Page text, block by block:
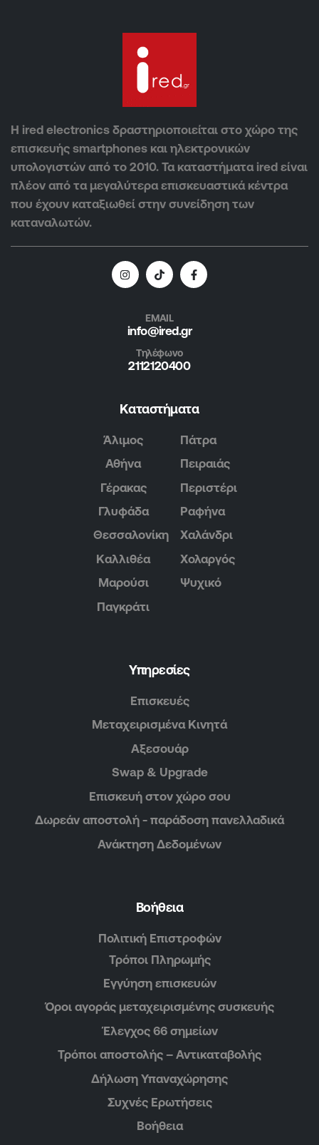
Η ired electronics δραστηριοποιείται στο χώρο της
επισκευής smartphones και ηλεκτρονικών
υπολογιστών από το 2010. Τα καταστήματα ired είναι
πλέον από τα μεγαλύτερα επισκευαστικά κέντρα
που έχουν καταξιωθεί στην συνείδηση των
καταναλωτών.
EMAIL
info@ired.gr
Τηλέφωνο
2112120400
Καταστήματα
Άλιμος
Αθήνα
Γέρακας
Γλυφάδα
Θεσσαλονίκη
Καλλιθέα
Μαρούσι
Παγκράτι
Πάτρα
Πειραιάς
Περιστέρι
Ραφήνα
Χαλάνδρι
Χολαργός
Ψυχικό
Υπηρεσίες
Επισκευές
Μεταχειρισμένα Κινητά
Αξεσουάρ
Swap & Upgrade
Επισκευή στον χώρο σου
Δωρεάν αποστολή - παράδοση πανελλαδικά
Ανάκτηση Δεδομένων
Βοήθεια
Πολιτική Επιστροφών
Τρόποι Πληρωμής
Εγγύηση επισκευών
Όροι αγοράς μεταχειρισμένης συσκευής
Έλεγχος 66 σημείων
Τρόποι αποστολής – Αντικαταβολής
Δήλωση Υπαναχώρησης
Συχνές Ερωτήσεις
Βοήθεια